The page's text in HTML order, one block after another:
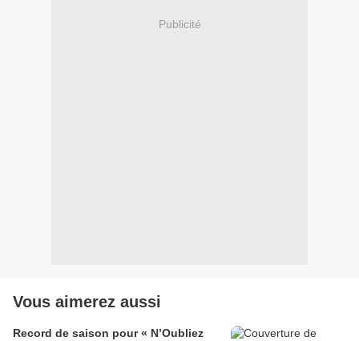
Publicité
Vous aimerez aussi
Record de saison pour « N’Oubliez